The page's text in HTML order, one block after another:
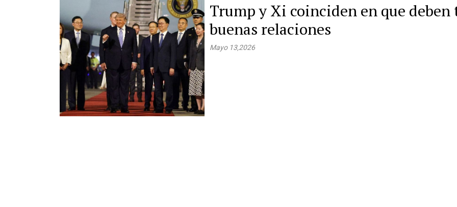
Trump y Xi coinciden en que deben
buenas relaciones
Mayo 13,2026